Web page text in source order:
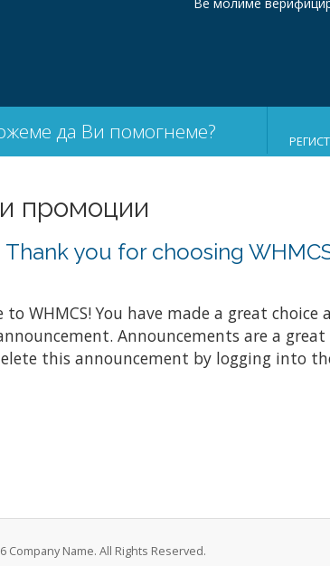
да Ви помогнеме?
промоции
Thank you for choosing
to WHMCS! You have made a great
Announcements are a
this announcement by logging into
Company Name. All Rights Reserved.